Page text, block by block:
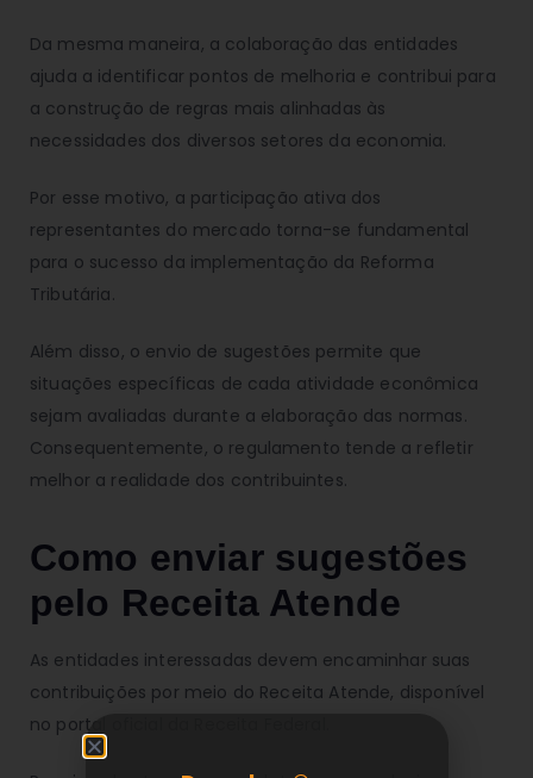
Da mesma maneira, a colaboração das entidades
ajuda a identificar pontos de melhoria e contribui para
a construção de regras mais alinhadas às
necessidades dos diversos setores da economia.
Por esse motivo, a participação ativa dos
representantes do mercado torna-se fundamental
para o sucesso da implementação da Reforma
Tributária.
Além disso, o envio de sugestões permite que
situações específicas de cada atividade econômica
sejam avaliadas durante a elaboração das normas.
Consequentemente, o regulamento tende a refletir
melhor a realidade dos contribuintes.
Como enviar sugestões
pelo Receita Atende
As entidades interessadas devem encaminhar suas
contribuições por meio do Receita Atende, disponível
no portal oficial da Receita Federal.